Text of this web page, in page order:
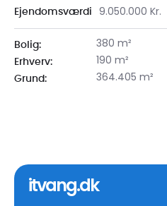
Ejendomsværdi 9.050.000 Kr.
Bolig: 380 m²
Erhverv: 190 m²
Grund: 364.405 m²
itvang.dk